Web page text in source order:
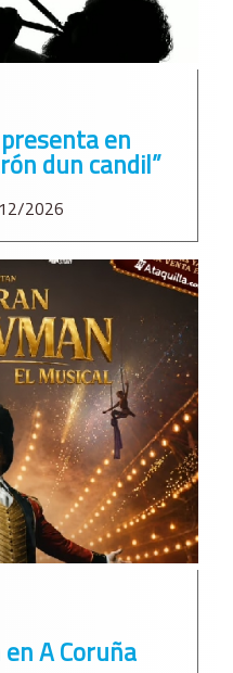
en
dun candil”
2026
A Coruña